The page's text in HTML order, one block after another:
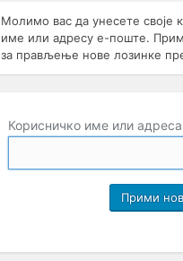
Молимо вас да унесете своје
име или адресу е-поште.
за прављење нове лозинке
Корисничко име или